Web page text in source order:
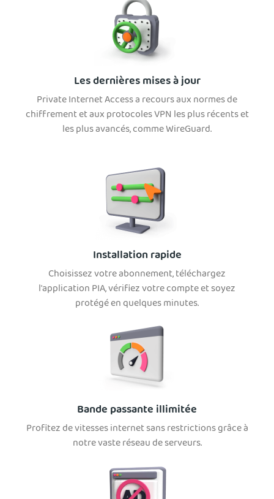
Les dernières mises à jour
Private Internet Access a recours aux normes de
chiffrement et aux protocoles VPN les plus récents et
les plus avancés, comme WireGuard.
Installation rapide
Choisissez votre abonnement, téléchargez
l'application PIA, vérifiez votre compte et soyez
protégé en quelques minutes.
Bande passante illimitée
Profitez de vitesses internet sans restrictions grâce à
notre vaste réseau de serveurs.